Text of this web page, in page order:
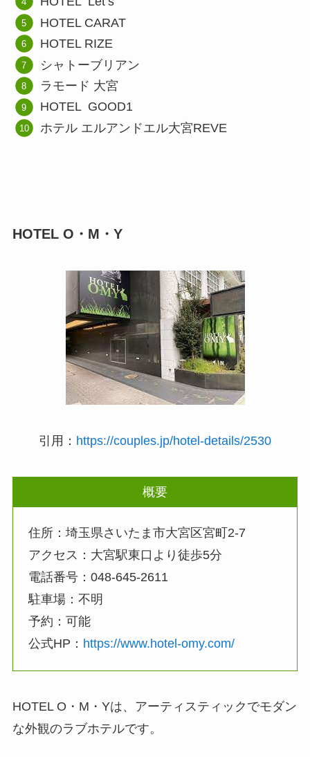
HOTEL CARAT
HOTEL RIZE
シャトーブリアン
ラモード 大宮
HOTEL GOOD1
ホテル エルアンドエル大宮REVE
HOTEL O・M・Y
引用： https://couples.jp/hotel-details/2530
概要
住所：埼玉県さいたま市大宮区宮町2-7
アクセス：大宮駅東口より徒歩5分
電話番号：048-645-2611
駐車場：不明
予約：可能
公式HP： https://www.hotel-omy.com/
HOTEL O・M・Yは、アーティスティックでモダン
な外観のラブホテルです。